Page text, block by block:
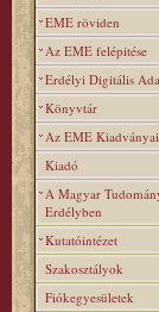
EME röviden
Az EME felépitése
Erdélyi Digitális
Könyvtár
Az EME Kiadványai
Kiadó
A Magyar
Erdélyben
Kutatóintézet
Szakosztályok
Fiókegyesületek